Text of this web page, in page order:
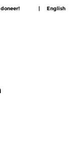
| English